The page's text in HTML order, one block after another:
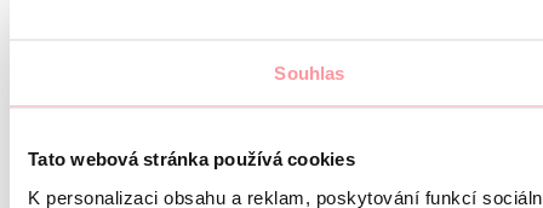
Souhlas
Tato webová stránka používá cookies
K personalizaci obsahu a reklam, poskytování funkcí